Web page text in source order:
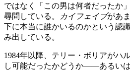
ではなく「この男は何者だったか
尋問している。
カイフェイブがあ
下に本当に誰かいるのかという認
み出している。
1984年以降、テリー・ボリアがハ
し可能だったかどうか——あるい